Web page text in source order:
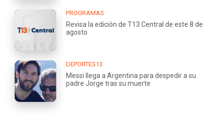
PROGRAMAS
Revisa la edición de T13 Central de este 8 de
agosto
DEPORTES13
Messi llega a Argentina para despedir a su
padre Jorge tras su muerte